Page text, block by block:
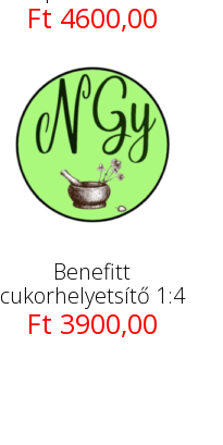
Ft 4600,00
Benefitt
cukorhelyetsítő 1:4
Ft 3900,00